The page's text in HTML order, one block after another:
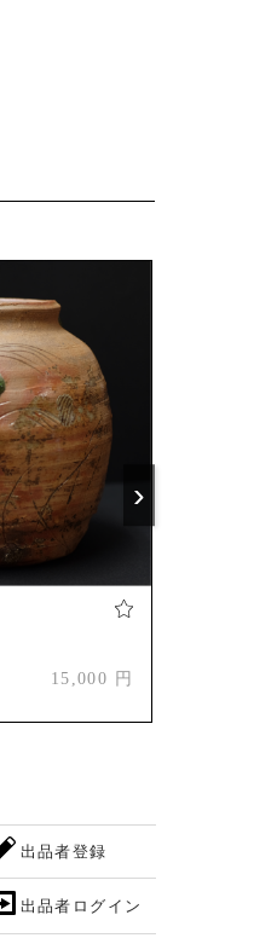
15,000 円
›
出品者登録
出品者ログイン